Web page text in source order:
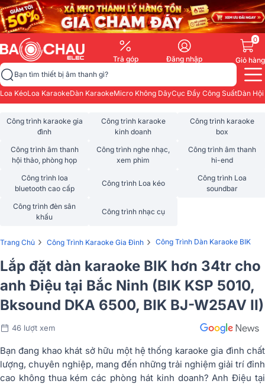
Trả góp Đăng nhập
0
Giỏ hàng
Bạn tìm thiết bị âm thanh gì?
Loa KéoLoa KaraokeDàn KaraokeMicro Không DâyCục Đẩy Công SuấtDàn
Công trình karaoke gia
đình
Công trình karaoke
kinh doanh
Công trình karaoke
box
Công trình âm thanh
hội thảo, phòng họp
Công trình nghe nhạc,
xem phim
Công trình âm thanh
hi-end
Công trình loa
bluetooth cao cấp
Công trình Loa kéo
Công trình Loa
soundbar
Công trình đèn sân
khấu
Công trình nhạc cụ
Trang Chủ › Công Trình Karaoke Gia Đình › Công Trình Dàn Karaoke BIK
Lắp đặt dàn karaoke BIK hơn 34tr cho
anh Điệu tại Bắc Ninh (BIK KSP 5010,
Bksound DKA 6500, BIK BJ-W25AV II)
46 lượt xem
Bạn đang khao khát sở hữu một hệ thống karaoke gia đình chất
lượng, chuyên nghiệp, mang đến những trải nghiệm giải trí đỉnh
cao không thua kém các phòng hát kinh doanh? Anh Điệu tại